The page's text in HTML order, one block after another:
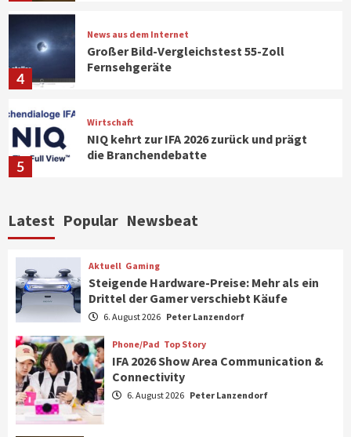
4
News aus dem Internet
Großer Bild-Vergleichstest 55-Zoll
Fernsehgeräte
5
Wirtschaft
NIQ kehrt zur IFA 2026 zurück und prägt
die Branchendebatte
6
CHERRY baut Vertriebsteam in
7
Smart Living Top Story
Verbraucher setzen immer mehr auf
1
Aktuell
Steigende Hardware-Preise: Mehr als ein
Drittel der Gamer verschiebt Käufe
Latest Popular Newsbeat
Aktuell Gaming
Steigende Hardware-Preise: Mehr als ein
Drittel der Gamer verschiebt Käufe
6. August 2026 Peter Lanzendorf
Phone/Pad Top Story
IFA 2026 Show Area Communication &
Connectivity
6. August 2026 Peter Lanzendorf